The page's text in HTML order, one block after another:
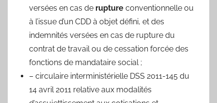
versées en cas de rupture conventionnelle ou
à l’issue d’un CDD à objet défini, et des
indemnités versées en cas de rupture du
contrat de travail ou de cessation forcée des
fonctions de mandataire social ;
– circulaire interministérielle DSS 2011-145 du
14 avril 2011 relative aux modalités